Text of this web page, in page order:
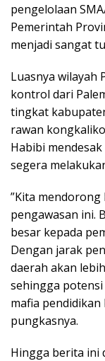
pengelolaan
Pemerintah
menjadi sangat
​Luasnya wilayah
kontrol dari
tingkat
rawan
Habibi
segera
​”Kita
pengawasan ini.
besar kepada
Dengan jarak
daerah akan
sehingga
mafia pendidikan
pungkasnya.
​Hingga berita ini